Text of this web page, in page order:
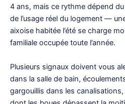
4 ans, mais ce rythme dépend
de l’usage réel du logement —
aixoise habitée l’été se charge
familiale occupée toute l’année.
Plusieurs signaux doivent vous
dans la salle de bain,
gargouillis dans les